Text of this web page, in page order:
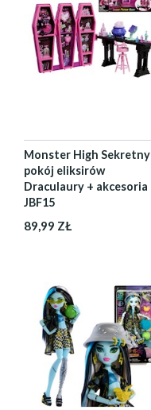
Monster High Sekretny
pokój eliksirów
Draculaury + akcesoria
JBF15
89,99 ZŁ